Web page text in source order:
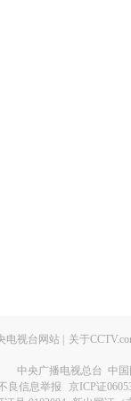
电视台网站 | 关于
中央广播电视总台 中
良信息举报
京ICP证